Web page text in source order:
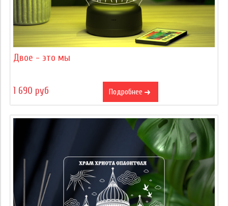
Двое - это мы
1 690 руб Подробнее